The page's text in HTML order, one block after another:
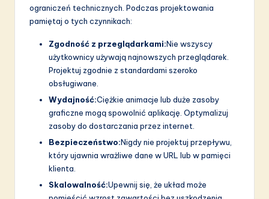
ograniczeń technicznych. Podczas projektowania
pamiętaj o tych czynnikach:
Zgodność z przeglądarkami:Nie wszyscy
użytkownicy używają najnowszych przeglądarek.
Projektuj zgodnie z standardami szeroko
obsługiwane.
Wydajność:Ciężkie animacje lub duże zasoby
graficzne mogą spowolnić aplikację. Optymalizuj
zasoby do dostarczania przez internet.
Bezpieczeństwo:Nigdy nie projektuj przepływu,
który ujawnia wrażliwe dane w URL lub w pamięci
klienta.
Skalowalność:Upewnij się, że układ może